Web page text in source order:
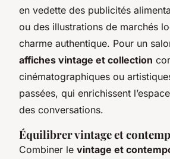
en vedette des publicités
ou des illustrations de marchés
charme authentique. Pour un
affiches vintage et collection
cinématographiques ou
passées, qui enrichissent
des conversations.
Équilibrer vintage et
Combiner le vintage et